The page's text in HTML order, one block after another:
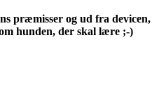
præmisser og ud fra devicen,
hunden, der skal lære ;-)